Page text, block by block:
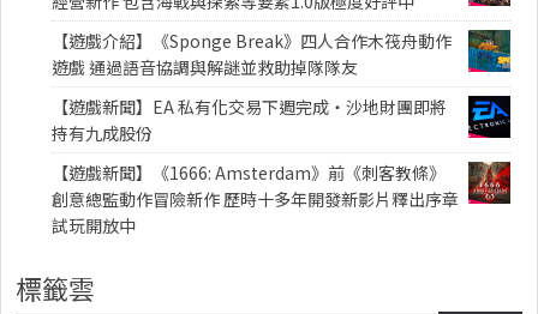
【遊戲介紹】《Sponge Break》四人合作木筏舟動作
遊戲 通過語音協調與解謎並救助掉隊隊友
【遊戲新聞】EA 私有化交易下週完成・沙地財團即將
持有九成股份
【遊戲新聞】《1666: Amsterdam》前《刺客教條》
創意總監動作冒險新作 歷時十多年開發新影片釋出序章
試玩開放中
標籤雲